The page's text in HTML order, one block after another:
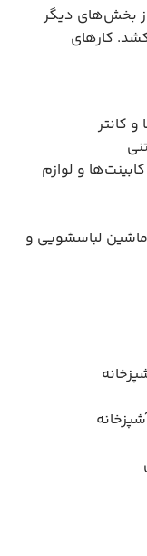
بخش‌های دیگر
کارهای
کانتر
و لوازم
ماشین لباسشویی و